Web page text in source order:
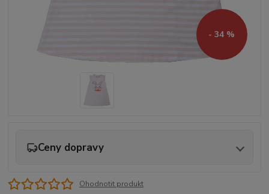
- 34 %
Ceny dopravy
Ohodnotit produkt